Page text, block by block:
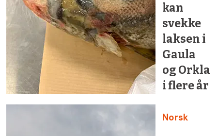
kan
svekke
laksen i
Gaula
og Orkla
i flere år
Norsk